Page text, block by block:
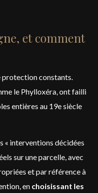
et comment
protection constants.
le Phylloxéra, ont failli
entières au 19e siècle
« interventions décidées
sur une parcelle, avec
et par référence à
en choisissant les